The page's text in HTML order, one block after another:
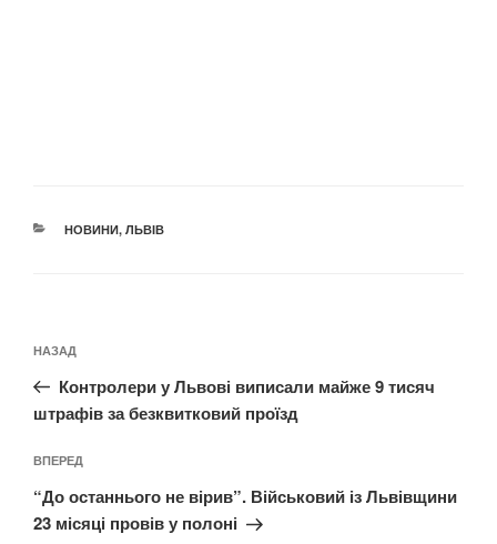
КАТЕГОРІЇ
НОВИНИ, ЛЬВІВ
записів
Попередній
запис:
НАЗАД
Контролери у Львові виписали майже 9 тисяч
штрафів за безквитковий проїзд
Наступний
запис
ВПЕРЕД
“До останнього не вірив”. Військовий із Львівщини
23 місяці провів у полоні